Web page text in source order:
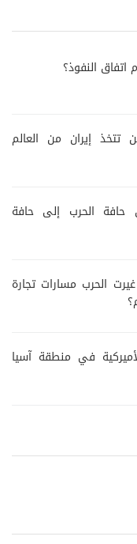
اتفاق النفوذ؟
تتخذ إيران من العالم
الحرب إلى حافة
الحرب مسارات تجارة
في منطقة آسيا